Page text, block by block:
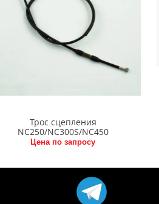
Трос сцепления
NC250/NC300S/NC450
Цена по запросу